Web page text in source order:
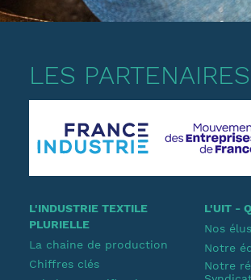
LES
L'INDUSTRIE TEXTILE
PLURIELLE
La chaine de production
Chiffres clés
L'UIT -
Nos élus
Notre
Notre